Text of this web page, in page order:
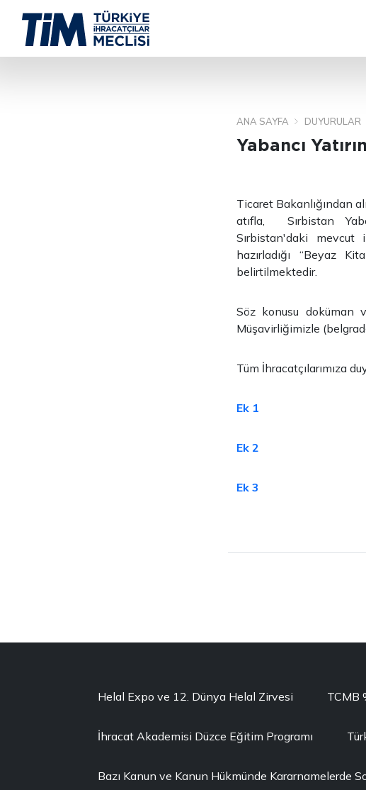
ANA SAYFA DUYURULAR
Yabancı
Ticaret Bakanlığından
atıfla, Sırbistan
Sırbistan'daki mevcut
hazırladığı “Beyaz
belirtilmektedir.
Söz konusu
Müşavirliğimizle (
Tüm İhracatçılarımıza
Ek 1
Ek 2
Ek 3
Helal Expo ve 12. Dünya Helal Zirvesi TCMB
İhracat Akademisi Düzce Eğitim Programı
Bazı Kanun ve Kanun Hükmünde Kararnamelerde